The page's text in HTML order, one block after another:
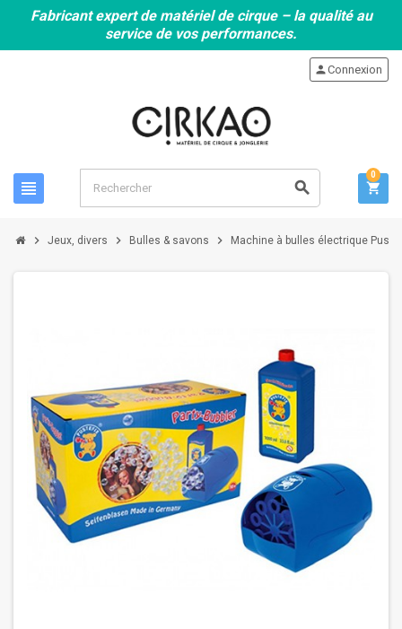
Fabricant expert de matériel de cirque – la qualité au
service de vos performances.
view_headline search
personConnexion
shopping_cart
0
chevron_right Jeux, divers chevron_right Bulles & savons chevron_right Machine à bulles électrique